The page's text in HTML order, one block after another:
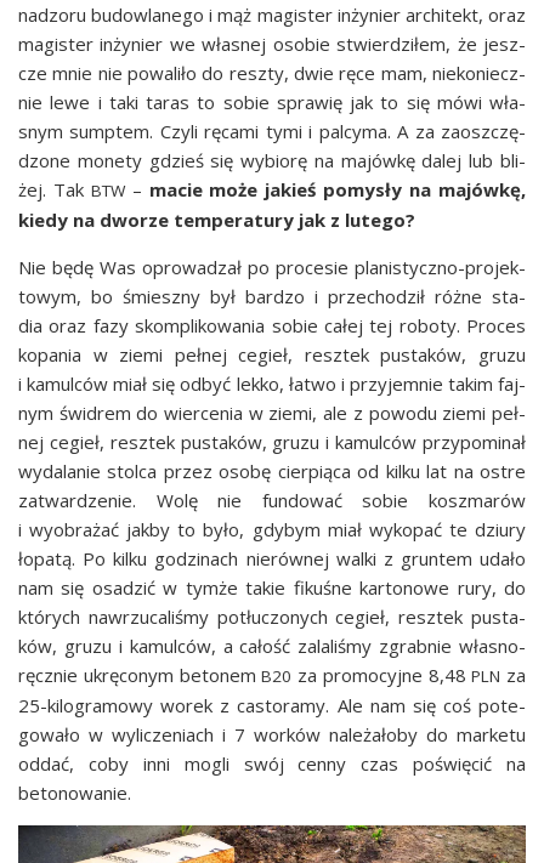
nad­zo­ru budow­la­ne­go i mąż magi­ster inży­nier archi­tekt, oraz
magi­ster inży­nier we wła­snej oso­bie stwier­dzi­łem, że jesz­
cze mnie nie powa­li­ło do resz­ty, dwie ręce mam, nie­ko­niecz­
nie lewe i taki taras to sobie spra­wię jak to się mówi wła­
snym sump­tem. Czy­li ręca­mi tymi i pal­cy­ma. A za zaosz­czę­
dzo­ne mone­ty gdzieś się wybio­rę na majów­kę dalej lub bli­
żej. Tak BTW– macie może jakieś pomy­sły na majów­kę,
kie­dy na dwo­rze tem­pe­ra­tu­ry jak z lutego?
Nie będę Was opro­wa­dzał po pro­ce­sie pla­ni­stycz­no-pro­jek­
to­wym, bo śmiesz­ny był bar­dzo i prze­cho­dził róż­ne sta­
dia oraz fazy skom­pli­ko­wa­nia sobie całej tej robo­ty. Pro­ces
kopa­nia w zie­mi peł­nej cegieł, resz­tek pusta­ków, gru­zu
i kamul­ców miał się odbyć lek­ko, łatwo i przy­jem­nie takim faj­
nym świ­drem do wier­ce­nia w zie­mi, ale z powo­du zie­mi peł­
nej cegieł, resz­tek pusta­ków, gru­zu i kamul­ców przy­po­mi­nał
wyda­la­nie stol­ca przez oso­bę cier­pią­ca od kil­ku lat na ostre
zatwar­dze­nie. Wolę nie fun­do­wać sobie kosz­ma­rów
i wyobra­żać jak­by to było, gdy­bym miał wyko­pać te dziu­ry
łopa­tą. Po kil­ku godzi­nach nie­rów­nej wal­ki z grun­tem uda­ło
nam się osa­dzić w tym­że takie fiku­śne kar­to­no­we rury, do
któ­rych nawrzu­ca­li­śmy potłu­czo­nych cegieł, resz­tek pusta­
ków, gru­zu i kamul­ców, a całość zala­li­śmy zgrab­nie wła­sno­
ręcz­nie ukrę­co­nym beto­nemB20 za pro­mo­cyj­ne 8,48PLN za
25-kilo­gra­mo­wy worek z casto­ra­my. Ale nam się coś pote­
go­wa­ło w wyli­cze­niach i 7 wor­ków nale­ża­ło­by do mar­ke­tu
oddać, coby inni mogli swój cen­ny czas poświę­cić na
betonowanie.